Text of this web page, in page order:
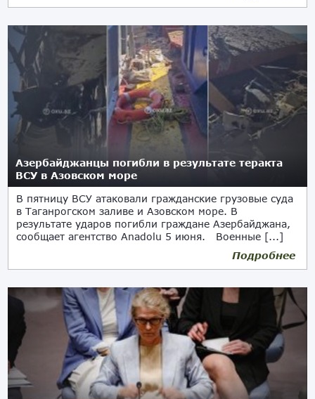
Азербайджанцы погибли в результате теракта
ВСУ в Азовском море
В пятницу ВСУ атаковали гражданские грузовые суда
в Таганрогском заливе и Азовском море. В
результате ударов погибли граждане Азербайджана,
сообщает агентство Anadolu 5 июня. Военные [...]
Подробнее